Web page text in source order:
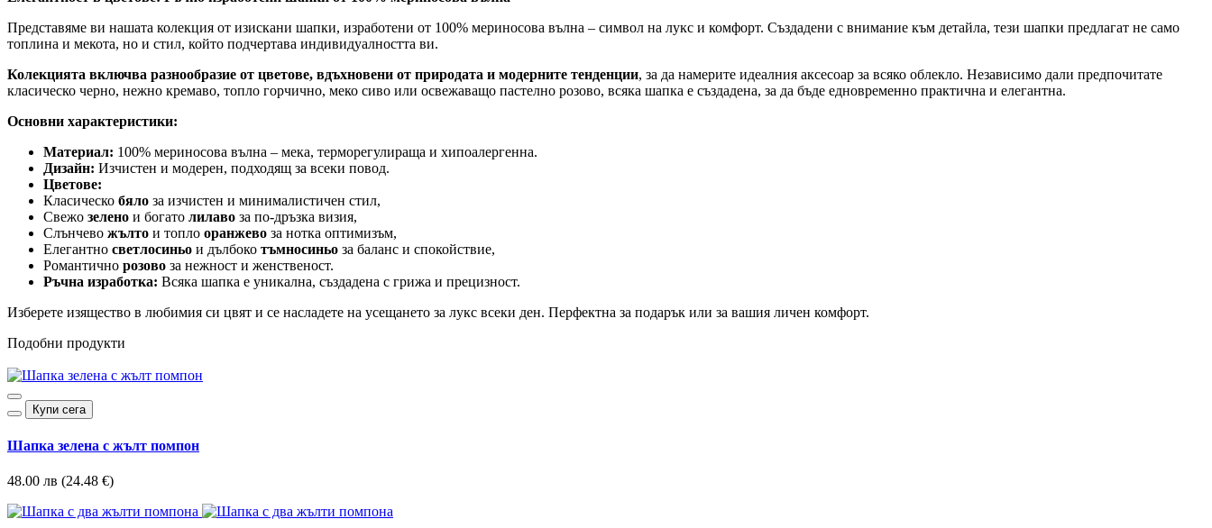
Представяме ви нашата колекция от изискани шапки, изработени от 100% мериносова вълна – символ на лукс и комфорт. Създадени с внимание към детайла, тези шапки предлагат не само
топлина и мекота, но и стил, който подчертава индивидуалността ви.
Колекцията включва разнообразие от цветове, вдъхновени от природата и модерните тенденции, за да намерите идеалния аксесоар за всяко облекло. Независимо дали предпочитате
класическо черно, нежно кремаво, топло горчично, меко сиво или освежаващо пастелно розово, всяка шапка е създадена, за да бъде едновременно практична и елегантна.
Основни характеристики:
Материал: 100% мериносова вълна – мека, терморегулираща и хипоалергенна.
Дизайн: Изчистен и модерен, подходящ за всеки повод.
Цветове:
Класическо бяло за изчистен и минималистичен стил,
Свежо зелено и богато лилаво за по-дръзка визия,
Слънчево жълто и топло оранжево за нотка оптимизъм,
Елегантно светлосиньо и дълбоко тъмносиньо за баланс и спокойствие,
Романтично розово за нежност и женственост.
Ръчна изработка: Всяка шапка е уникална, създадена с грижа и прецизност.
Изберете изящество в любимия си цвят и се насладете на усещането за лукс всеки ден. Перфектна за подарък или за вашия личен комфорт.
Подобни продукти
Купи сега
Шапка зелена с жълт помпон
48.00 лв (24.48 €)